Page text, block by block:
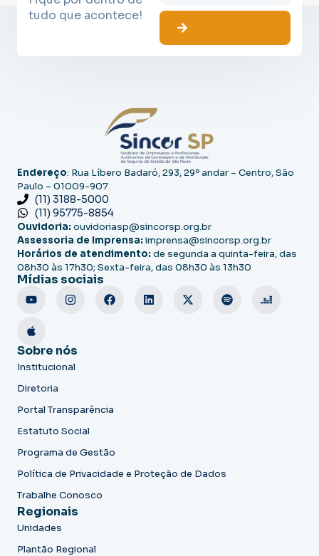
tudo que acontece!
Endereço: Rua Líbero Badaró, 293, 29º andar – Centro, São
Paulo – 01009-907
(11) 3188-5000
(11) 95775-8854
Ouvidoria: ouvidoriasp@sincorsp.org.br
Assessoria de Imprensa: imprensa@sincorsp.org.br
Horários de atendimento: de segunda a quinta-feira, das
08h30 às 17h30; Sexta-feira, das 08h30 às 13h30
Mídias sociais
Sobre nós
Institucional
Diretoria
Portal Transparência
Estatuto Social
Programa de Gestão
Política de Privacidade e Proteção de Dados
Trabalhe Conosco
Regionais
Unidades
Plantão Regional